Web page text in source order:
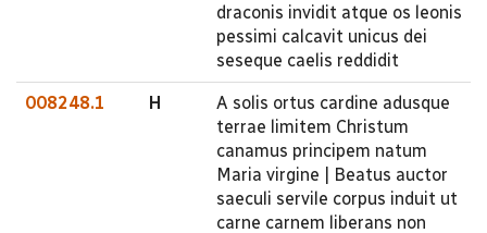
draconis invidit atque os leonis
pessimi calcavit unicus dei
seseque caelis reddidit
008248.1 H
A solis ortus cardine adusque
terrae limitem Christum
canamus principem natum
Maria virgine | Beatus auctor
saeculi servile corpus induit ut
carne carnem liberans non